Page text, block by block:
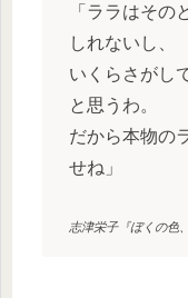
「ララはその
しれないし、
いくらさがし
と思うわ。
だから本物の
せね」
志津栄子『ぼくの色